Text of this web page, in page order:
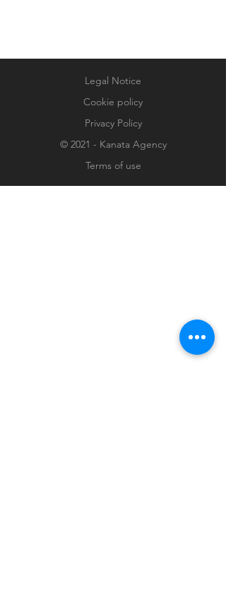
Legal Notice
Cookie policy
Privacy Policy
© 2021 - Kanata Agency
Terms of use